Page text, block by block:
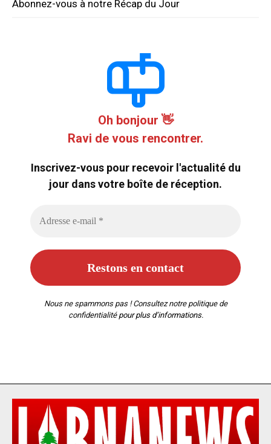
Abonnez-vous à notre Récap du Jour
Oh bonjour 👋
Ravi de vous rencontrer.
Inscrivez-vous pour recevoir l'actualité du
jour dans votre boîte de réception.
Nous ne spammons pas ! Consultez notre politique de
confidentialitépour plus d’informations.